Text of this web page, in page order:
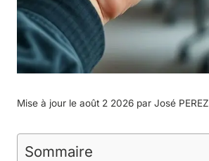
Mise à jour le août 2 2026 par José PEREZ
Sommaire